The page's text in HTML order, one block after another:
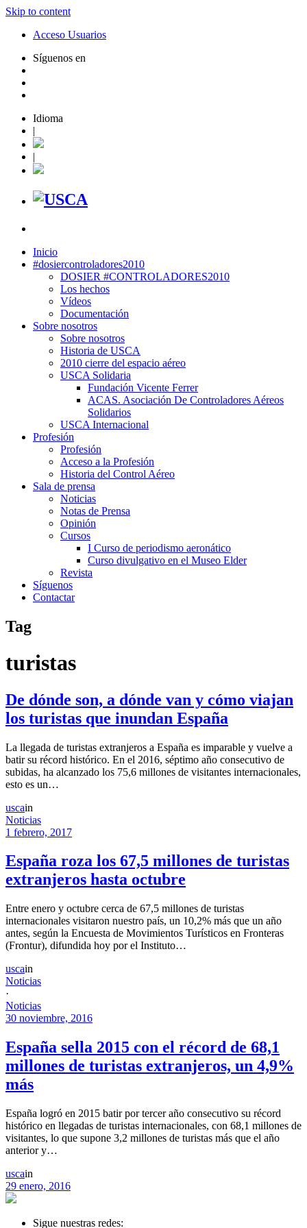
Skip to content
Acceso Usuarios
Síguenos en
Idioma
|
|
Inicio
#dosiercontroladores2010
DOSIER #CONTROLADORES2010
Los hechos
Vídeos
Documentación
Sobre nosotros
Sobre nosotros
Historia de USCA
2010 cierre del espacio aéreo
USCA Solidaria
Fundación Vicente Ferrer
ACAS. Asociación De Controladores Aéreos
Solidarios
USCA Internacional
Profesión
Profesión
Acceso a la Profesión
Historia del Control Aéreo
Sala de prensa
Noticias
Notas de Prensa
Opinión
Cursos
I Curso de periodismo aeronático
Curso divulgativo en el Museo Elder
Revista
Síguenos
Contactar
Tag
turistas
De dónde son, a dónde van y cómo viajan
los turistas que inundan España
La llegada de turistas extranjeros a España es imparable y vuelve a
batir su récord histórico. En el 2016, séptimo año consecutivo de
subidas, ha alcanzado los 75,6 millones de visitantes internacionales,
esto es un…
uscain
Noticias
1 febrero, 2017
España roza los 67,5 millones de turistas
extranjeros hasta octubre
Entre enero y octubre cerca de 67,5 millones de turistas
internacionales visitaron nuestro país, un 10,2% más que un año
antes, según la Encuesta de Movimientos Turísticos en Fronteras
(Frontur), difundida hoy por el Instituto…
uscain
Noticias
·
Noticias
30 noviembre, 2016
España sella 2015 con el récord de 68,1
millones de turistas extranjeros, un 4,9%
más
España logró en 2015 batir por tercer año consecutivo su récord
histórico en llegadas de turistas internacionales, con 68,1 millones de
visitantes, lo que supone 3,2 millones de turistas más que el año
anterior y…
uscain
29 enero, 2016
Sigue nuestras redes: